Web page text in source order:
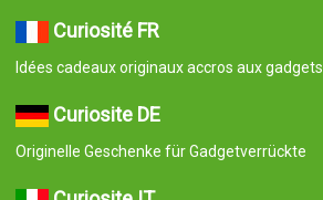
Curiosité FR
Idées cadeaux originaux accros aux gadgets
Curiosite DE
Originelle Geschenke für Gadgetverrückte